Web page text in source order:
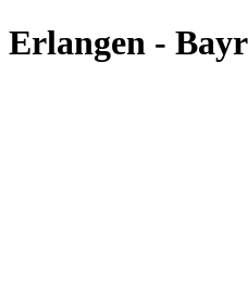
Erlangen -